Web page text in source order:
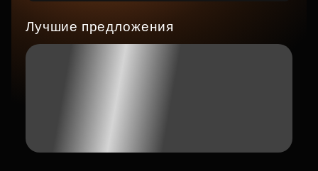
Лучшие предложения